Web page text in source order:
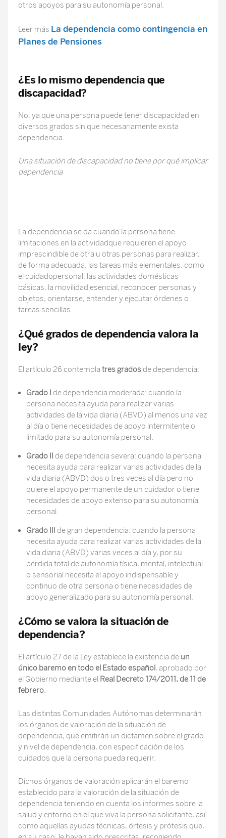
otros apoyos para su autonomía personal.
Leer más La dependencia como contingencia en
Planes de Pensiones
¿Es lo mismo dependencia que
discapacidad?
No, ya que una persona puede tener discapacidad en
diversos grados sin que necesariamente exista
dependencia.
Una situación de discapacidad no tiene por qué implicar
dependencia
La dependencia se da cuando la persona tiene
limitaciones en la actividadque requieren el apoyo
imprescindible de otra u otras personas para realizar,
de forma adecuada, las tareas más elementales, como
el cuidadopersonal, las actividades domésticas
básicas, la movilidad esencial, reconocer personas y
objetos, orientarse, entender y ejecutar órdenes o
tareas sencillas.
¿Qué grados de dependencia valora la
ley?
El artículo 26 contempla tres grados de dependencia:
Grado I de dependencia moderada: cuando la
persona necesita ayuda para realizar varias
actividades de la vida diaria (ABVD) al menos una vez
al día o tiene necesidades de apoyo intermitente o
limitado para su autonomía personal.
Grado II de dependencia severa: cuando la persona
necesita ayuda para realizar varias actividades de la
vida diaria (ABVD) dos o tres veces al día pero no
quiere el apoyo permanente de un cuidador o tiene
necesidades de apoyo extenso para su autonomía
personal.
Grado III de gran dependencia: cuando la persona
necesita ayuda para realizar varias actividades de la
vida diaria (ABVD) varias veces al día y, por su
pérdida total de autonomía física, mental, intelectual
o sensorial necesita el apoyo indispensable y
continuo de otra persona o tiene necesidades de
apoyo generalizado para su autonomía personal.
¿Cómo se valora la situación de
dependencia?
El artículo 27 de la Ley establece la existencia de un
único baremo en todo el Estado español, aprobado por
el Gobierno mediante el Real Decreto 174/2011, de 11 de
febrero.
Las distintas Comunidades Autónomas determinarán
los órganos de valoración de la situación de
dependencia, que emitirán un dictamen sobre el grado
y nivel de dependencia, con especificación de los
cuidados que la persona pueda requerir.
Dichos órganos de valoración aplicarán el baremo
establecido para la valoración de la situación de
dependencia teniendo en cuenta los informes sobre la
salud y entorno en el que viva la persona solicitante, así
como aquellas ayudas técnicas, órtesis y prótesis que,